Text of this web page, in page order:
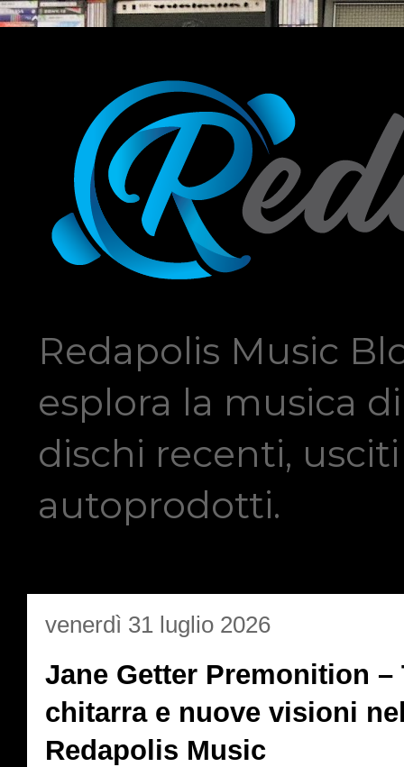
Redapolis Music
esplora la musica
dischi recenti,
autoprodotti.
venerdì 31 luglio 2026
Jane Getter Premonition
chitarra e nuove visioni
Redapolis Music